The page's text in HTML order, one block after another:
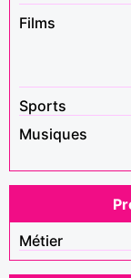
Films
Sports
Musiques
Métier